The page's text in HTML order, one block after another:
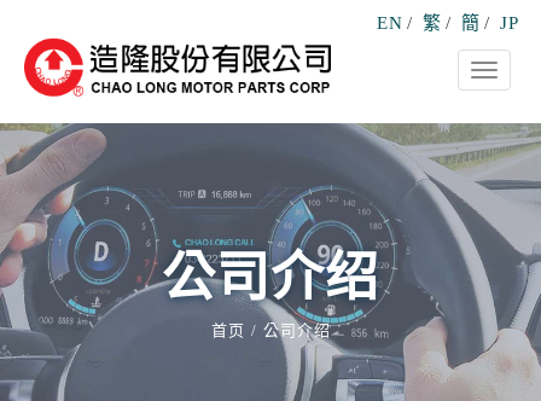
EN / 繁 / 簡 / JP
Toggle
公司介绍
首页 公司介绍